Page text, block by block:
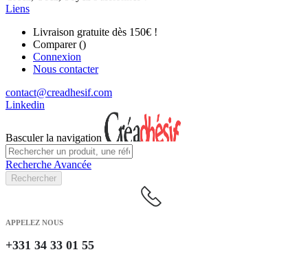
Liens
Livraison gratuite dès 150€ !
Comparer ()
Connexion
Nous contacter
contact@creadhesif.com
Linkedin
Basculer la navigation
Recherche Avancée
Rechercher
APPELEZ NOUS
+331 34 33 01 55